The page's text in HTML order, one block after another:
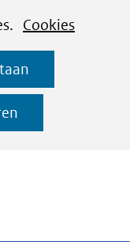
Cookies